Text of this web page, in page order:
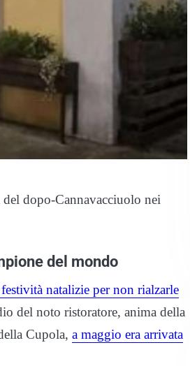
del dopo-Cannavacciuolo nei
del mondo
natalizie per non rialzarle
del noto ristoratore, anima della
Cupola, a maggio era arrivata